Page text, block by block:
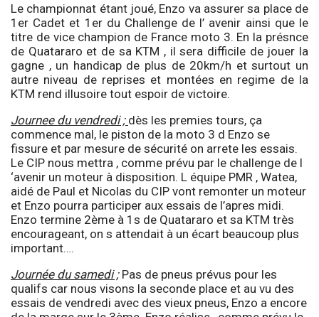
Le championnat étant joué, Enzo va assurer sa place de
1er Cadet et 1er du Challenge de l’ avenir ainsi que le
titre de vice champion de France moto 3. En la présnce
de Quatararo et de sa KTM , il sera difficile de jouer la
gagne , un handicap de plus de 20km/h et surtout un
autre niveau de reprises et montées en regime de la
KTM rend illusoire tout espoir de victoire.
Journee du vendredi ; dès les premies tours, ça
commence mal, le piston de la moto 3 d Enzo se
fissure et par mesure de sécurité on arrete les essais.
Le CIP nous mettra , comme prévu par le challenge de l
‘avenir un moteur à disposition. L équipe PMR , Watea,
aidé de Paul et Nicolas du CIP vont remonter un moteur
et Enzo pourra participer aux essais de l’apres midi.
Enzo termine 2ème à 1s de Quatararo et sa KTM très
encourageant, on s attendait à un écart beaucoup plus
important….
Journée du samedi ;Pas de pneus prévus pour les
qualifs car nous visons la seconde place et au vu des
essais de vendredi avec des vieux pneus, Enzo a encore